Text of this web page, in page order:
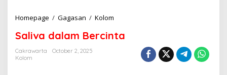
Homepage / Gagasan / Kolom
l
Saliva dalam Bercinta
Cakrawarta
October 2, 2025
Kolom